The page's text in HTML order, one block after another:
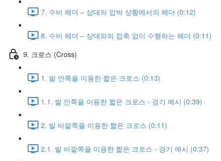
7. 수비 헤더 – 상대의 압박 상황에서의 헤더 (0:12)
8. 수비 헤더 – 상대와의 접촉 없이 수행하는 헤더 (0:11)
9. 크로스 (Cross)
1. 발 안쪽을 이용한 짧은 크로스 (0:13)
1.1. 발 안쪽을 이용한 짧은 크로스 - 경기 예시 (0:39)
2. 발 바깥쪽을 이용한 짧은 크로스 (0:11)
2.1. 발 바깥쪽을 이용한 짧은 크로스 - 경기 예시 (0:37)